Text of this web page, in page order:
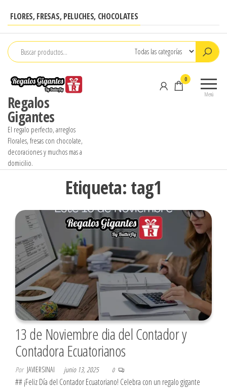
contenido
FLORES, FRESAS, PELUCHES, CHOCOLATES
Regalos
Gigantes
El regalo perfecto, arreglos
Florales, fresas con chocolate,
decoraciones y muchos mas a
domicilio.
Menú
0
Etiqueta: tag1
13 de Noviembre dia del Contador y
Contadora Ecuatorianos
Por JAVIERSINAI junio 13, 2025 0
## ¡Feliz Día del Contador Ecuatoriano! Celebra con un regalo gigante